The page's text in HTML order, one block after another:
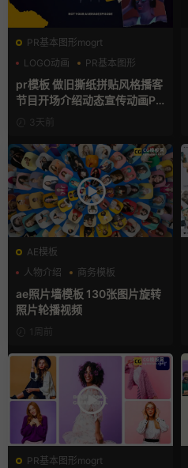
PR基本图形mogrt
LOGO动画
PR基本图形
复古风
pr模板 做旧撕纸拼贴风格播客
节目开场介绍动态宣传动画PR
模版3天前
AE模板
人物介绍
商务模板
幻灯片
ae照片墙模板 130张图片旋转
照片轮播视频
1周前
PR基本图形mogrt